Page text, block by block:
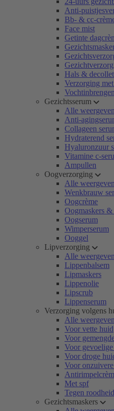
Anti-
Bb- & cc-
Face mist
Getinte
Hals &
Verzorging
Gezichtsserum
Alle weergeven
Anti-
Collageen
Hydraterend
Hyaluronzuur
Vitamine c-
Ampullen
Oogverzorging
Alle weergeven
Wenkbrauw
Oogcrème
Oogmaskers &
Oogserum
Wimperserum
Ooggel
Lipverzorging
Alle weergeven
Lippenbalsem
Lipmaskers
Lippenolie
Lipscrub
Lippenserum
Verzorging volgens
Alle weergeven
Voor vette huid
Voor
Voor
Voor droge
Voor
Met spf
Tegen roodheid
Gezichtsmaskers